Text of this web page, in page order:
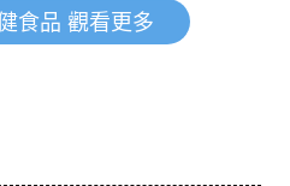
食品 觀看更多